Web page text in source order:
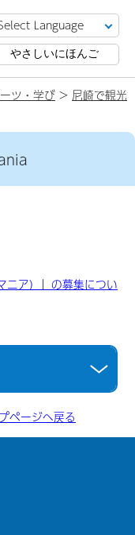
やさしいにほんご
ツ・学び > 尼崎で観光
ア）」の募集につい
ページへ戻る